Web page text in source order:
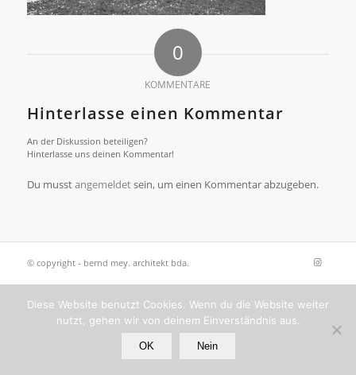
0
KOMMENTARE
Hinterlasse einen Kommentar
An der Diskussion beteiligen?
Hinterlasse uns deinen Kommentar!
Du musstangemeldetsein, um einen Kommentar abzugeben.
© copyright - bernd mey. architekt bda.
Diese Website benutzt Cookies. Wenn du die Website weiter
nutzt, gehen wir von deinem Einverständnis aus.
OK Nein